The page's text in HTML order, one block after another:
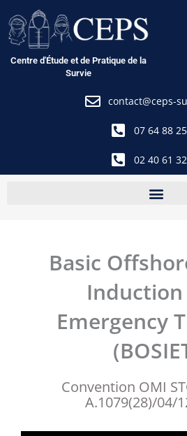
au
contenu
Centre d'Étude et de Pratique de la
Survie
contact@ceps-
07 64 88
02 40 61
Basic
Induction
Emergency
Convention OMI
A.1079(28)/04/